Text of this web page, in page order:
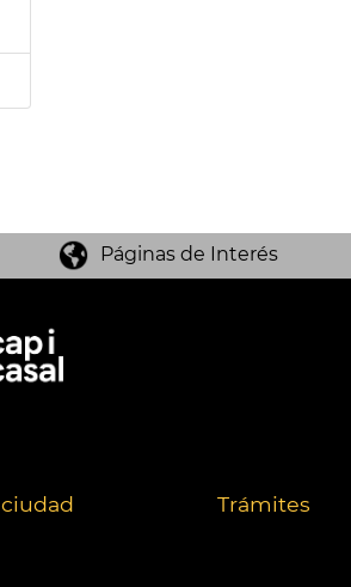
Páginas de Interés
ciudad Trámites